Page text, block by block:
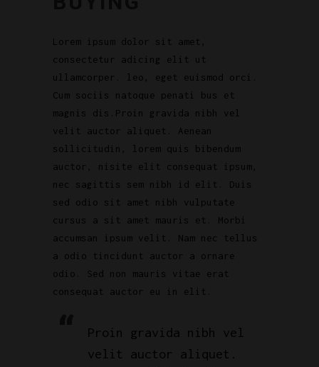
Lorem ipsum dolor sit amet,
consectetur adicing elit ut
ullamcorper. leo, eget euismod orci.
Cum sociis natoque penati bus et
magnis dis.Proin gravida nibh vel
velit auctor aliquet. Aenean
sollicitudin, lorem quis bibendum
auctor, nisite elit consequat ipsum,
nec sagittis sem nibh id elit. Duis
sed odio sit amet nibh vulputate
cursus a sit amet mauris et. Morbi
accumsan ipsum velit. Nam nec tellus
a odio tincidunt auctor a ornare
odio. Sed non mauris vitae erat
consequat auctor eu in elit.
Proin gravida nibh vel
velit auctor aliquet.